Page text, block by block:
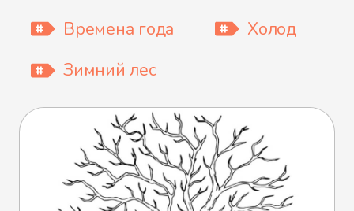
Времена года
Холод
Зимний лес